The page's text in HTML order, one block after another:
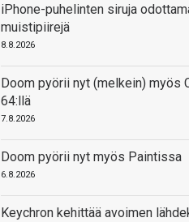
iPhone-puhelinten siruja
muistipiirejä
8.8.2026
Doom pyörii nyt (melkein) myös
64:llä
7.8.2026
Doom pyörii nyt myös Paintissa
6.8.2026
Keychron kehittää avoimen